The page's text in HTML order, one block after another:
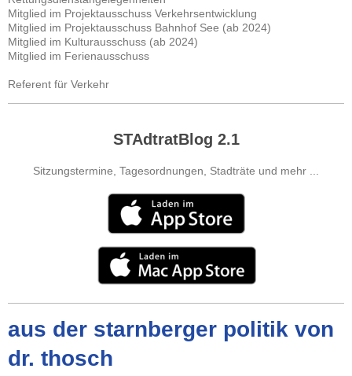
Mitglied im Projektausschuss Verkehrsentwicklung
Mitglied im Projektausschuss Bahnhof See (ab 2024)
Mitglied im Kulturausschuss (ab 2024)
Mitglied im Ferienausschuss
Referent für Verkehr
STAdtratBlog 2.1
Sitzungstermine, Tagesordnungen, Stadträte und mehr ...
aus der starnberger politik von
dr. thosch